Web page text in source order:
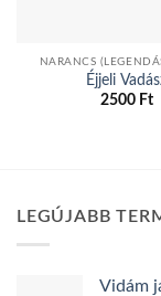
NARANCS
Éjjeli
2500 Ft
LEGÚJABB
Vidám